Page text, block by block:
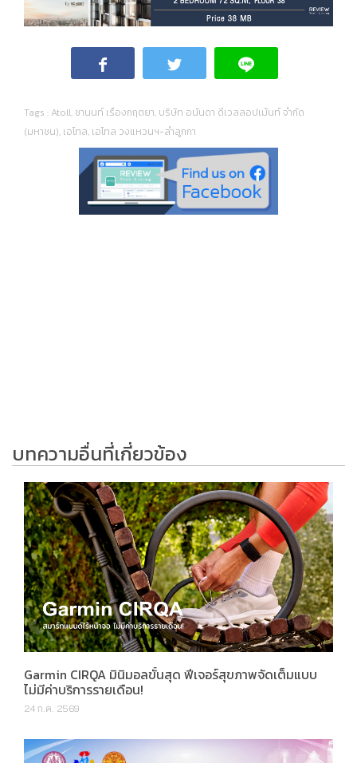
Tags : Atoll, ชานนท์ เรืองกฤตยา, บริษัท อนันดา ดีเวลลอปเม้นท์ จำกัด
(มหาชน), เอโทล, เอโทล วงแหวนฯ-ลำลูกกา
บทความอื่นที่เกี่ยวข้อง
Garmin CIRQA มินิมอลขั้นสุด ฟีเจอร์สุขภาพจัดเต็มแบบ
ไม่มีค่าบริการรายเดือน!
24 ก.ค. 2569